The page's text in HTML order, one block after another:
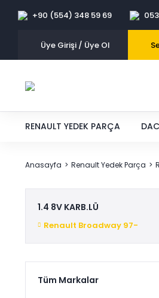
+90 (554) 348 59 69
Üye Girişi / Üye Ol
RENAULT YEDEK PARÇA
Anasayfa Renault Yedek Parça
1.4 8V KARB.LÜ
Renault Broadway 97-
Tüm Markalar